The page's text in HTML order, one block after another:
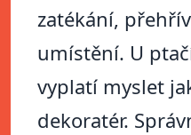
zatékání,
umístění. U
vyplatí myslet
dekoratér.